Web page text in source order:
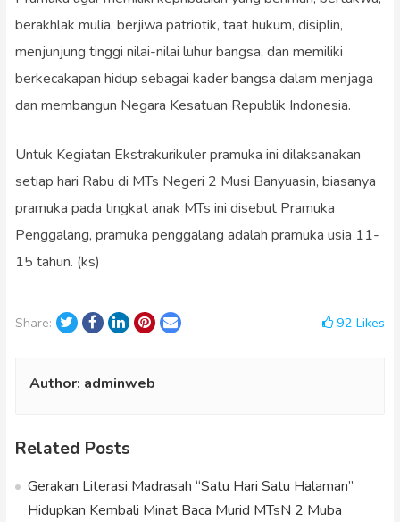
berakhlak mulia, berjiwa patriotik, taat hukum, disiplin,
menjunjung tinggi nilai-nilai luhur bangsa, dan memiliki
berkecakapan hidup sebagai kader bangsa dalam menjaga
dan membangun Negara Kesatuan Republik Indonesia.
Untuk Kegiatan Ekstrakurikuler pramuka ini dilaksanakan
setiap hari Rabu di MTs Negeri 2 Musi Banyuasin, biasanya
pramuka pada tingkat anak MTs ini disebut Pramuka
Penggalang, pramuka penggalang adalah pramuka usia 11-
15 tahun. (ks)
Share: TwitterFacebook
LinkedInPinterest
Email 92Likes
Author: adminweb
Related Posts
Gerakan Literasi Madrasah “Satu Hari Satu Halaman”
Hidupkan Kembali Minat Baca Murid MTsN 2 Muba